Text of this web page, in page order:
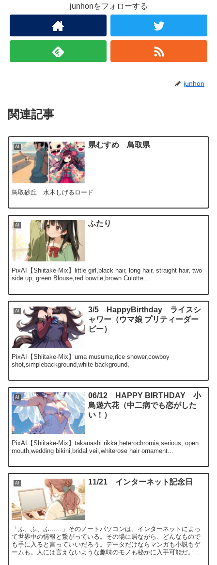
junhonをフォローする
junhon
関連記事
AI 県むすめ 鳥取県
鳥取砂丘 水木しげるロード
AI ふたり
PixAI【Shiitake-Mix】little girl,black hair, long hair, straight hair, two
side up, green Blouse,red bowtie,brown Culotte...
AI
3/5 HappyBirthday ライスシ
ャワー（ウマ娘 プリティーダー
ビー）
PixAI【Shiitake-Mix】uma musume,rice shower,cowboy
shot,simplebackground,white background,
AI
06/12 HAPPY BIRTHDAY 小
鳥遊六花（中二病でも恋がした
い！）
PixAI【Shiitake-Mix】takanashi rikka,heterochromia,serious, open
mouth,wedding bikini,bridal veil,whiterose hair ornament...
AI 11/21 インターネット記念日
「ふ、ふ、ふ……」そのノートパソコンは、インターネットによっ
て世界中の情報と繋がっている。その場に居ながら、どんなもので
も手に入ると言っていいだろう。データだけならマンガも小説もゲ
ームも。人には言えないような趣味のモノも秘かに入手可能だ。...